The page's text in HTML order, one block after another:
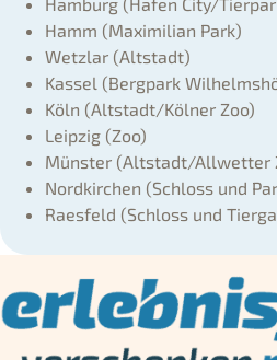
Hamm (Maximilian Park)
Wetzlar (Altstadt)
Kassel (Bergpark
Köln (Altstadt/Kölner Zoo)
Leipzig (Zoo)
Münster (Altstadt/Allwetter
Nordkirchen (Schloss und
Raesfeld (Schloss und